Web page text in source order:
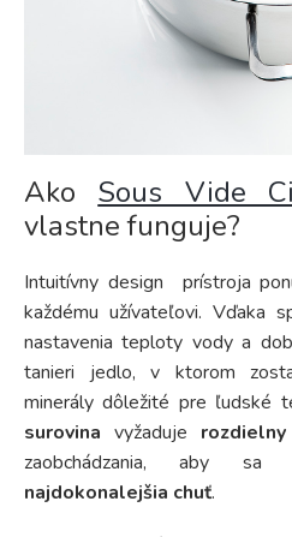
Ako Sous Vide
vlastne funguje?
Intuitívny design prístroja
každému užívateľovi. Vďaka
nastavenia teploty vody a
tanieri jedlo, v ktorom
minerály dôležité pre ľudské
surovina vyžaduje
zaobchádzania, aby sa
najdokonalejšia chuť.